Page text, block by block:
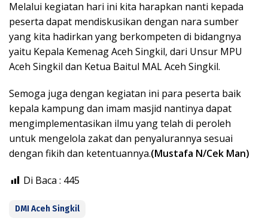
Melalui kegiatan hari ini kita harapkan nanti kepada
peserta dapat mendiskusikan dengan nara sumber
yang kita hadirkan yang berkompeten di bidangnya
yaitu Kepala Kemenag Aceh Singkil, dari Unsur MPU
Aceh Singkil dan Ketua Baitul MAL Aceh Singkil.
Semoga juga dengan kegiatan ini para peserta baik
kepala kampung dan imam masjid nantinya dapat
mengimplementasikan ilmu yang telah di peroleh
untuk mengelola zakat dan penyalurannya sesuai
dengan fikih dan ketentuannya.(Mustafa N/Cek Man)
Di Baca : 445
DMI Aceh Singkil